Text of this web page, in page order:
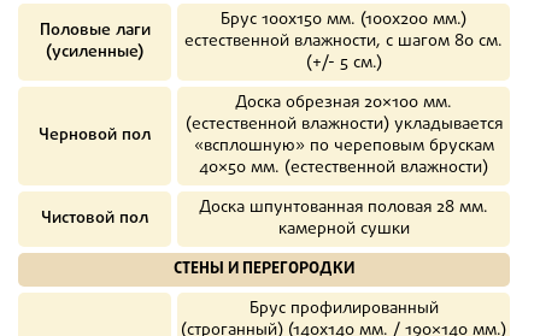
Половые лаги
(усиленные)
Брус 100х150 мм. (100х200 мм.)
естественной влажности, с шагом 80 см.
(+/- 5 см.)
Черновой пол
Доска обрезная 20×100 мм.
(естественной влажности) укладывается
«всплошную» по череповым брускам
40×50 мм. (естественной влажности)
Чистовой пол
Доска шпунтованная половая 28 мм.
камерной сушки
СТЕНЫ И ПЕРЕГОРОДКИ
Брус профилированный
(строганный) (140х140 мм. / 190×140 мм.)